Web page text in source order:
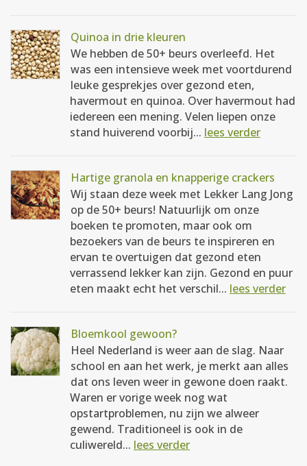
Quinoa in drie kleuren
We hebben de 50+ beurs overleefd. Het
was een intensieve week met voortdurend
leuke gesprekjes over gezond eten,
havermout en quinoa. Over havermout had
iedereen een mening. Velen liepen onze
stand huiverend voorbij... lees verder
Hartige granola en knapperige crackers
Wij staan deze week met Lekker Lang Jong
op de 50+ beurs! Natuurlijk om onze
boeken te promoten, maar ook om
bezoekers van de beurs te inspireren en
ervan te overtuigen dat gezond eten
verrassend lekker kan zijn. Gezond en puur
eten maakt echt het verschil... lees verder
Bloemkool gewoon?
Heel Nederland is weer aan de slag. Naar
school en aan het werk, je merkt aan alles
dat ons leven weer in gewone doen raakt.
Waren er vorige week nog wat
opstartproblemen, nu zijn we alweer
gewend. Traditioneel is ook in de
culiwereld... lees verder